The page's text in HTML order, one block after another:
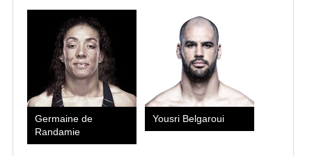
Germaine de
Randamie
Yousri Belgaroui